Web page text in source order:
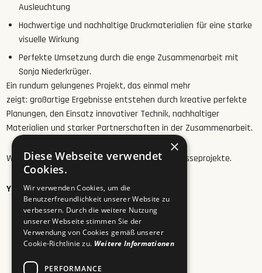
Ausleuchtung
Hochwertige und nachhaltige Druckmaterialien für eine starke
visuelle Wirkung
Perfekte Umsetzung durch die enge Zusammenarbeit mit
Sonja Niederkrüger.
Ein rundum gelungenes Projekt, das einmal mehr
zeigt: großartige Ergebnisse entstehen durch kreative perfekte
Planungen, den Einsatz innovativer Technik, nachhaltiger
Materialien und starker Partnerschaften in der Zusammenarbeit.
Wir freuen uns auf viele weitere spannende Messeprojekte.
Your DCP Team
×
Diese Webseite verwendet
Cookies.
Wir verwenden Cookies, um die
Benutzerfreundlichkeit unserer Website zu
verbessern. Durch die weitere Nutzung
unserer Webseite stimmen Sie der
Verwendung von Cookies gemäß unserer
Cookie-Richtlinie zu. Weitere Informationen
PERFORMANCE